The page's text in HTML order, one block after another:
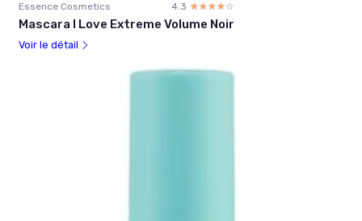
Essence Cosmetics 4.3 ☆☆☆☆☆
★★★★★
Mascara I Love Extreme Volume Noir
Voir le détail